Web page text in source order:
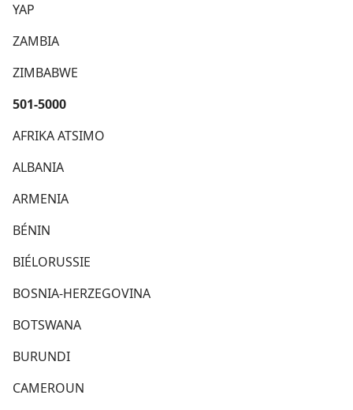
YAP
ZAMBIA
ZIMBABWE
501-5000
AFRIKA ATSIMO
ALBANIA
ARMENIA
BÉNIN
BIÉLORUSSIE
BOSNIA-HERZEGOVINA
BOTSWANA
BURUNDI
CAMEROUN